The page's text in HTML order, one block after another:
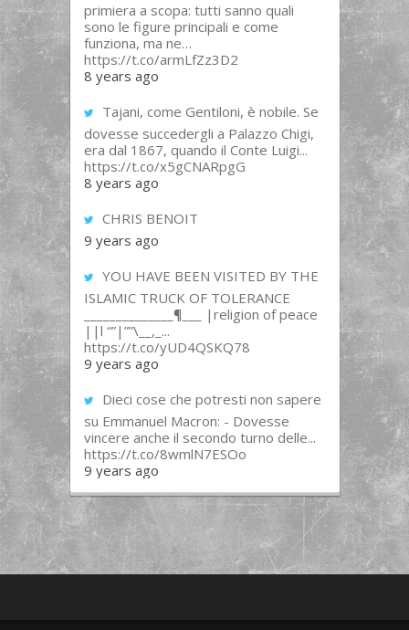
primiera a scopa: tutti sanno quali
sono le figure principali e come
funziona, ma ne…
https://t.co/armLfZz3D2
8 years ago
Tajani, come Gentiloni, è nobile. Se
dovesse succedergli a Palazzo Chigi,
era dal 1867, quando il Conte Luigi...
https://t.co/x5gCNARpgG
8 years ago
CHRIS BENOIT
9 years ago
YOU HAVE BEEN VISITED BY THE
ISLAMIC TRUCK OF TOLERANCE
______________¶___ |religion of peace
||l “”|””\__,_...
https://t.co/yUD4QSKQ78
9 years ago
Dieci cose che potresti non sapere
su Emmanuel Macron: - Dovesse
vincere anche il secondo turno delle...
https://t.co/8wmlN7ESOo
9 years ago